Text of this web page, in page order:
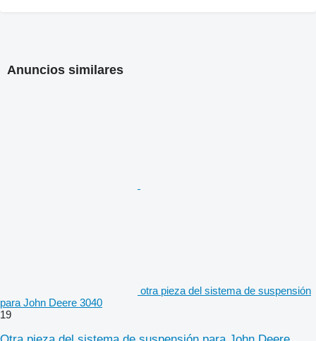
Anuncios similares
otra pieza del sistema de suspensión
para John Deere 3040
19